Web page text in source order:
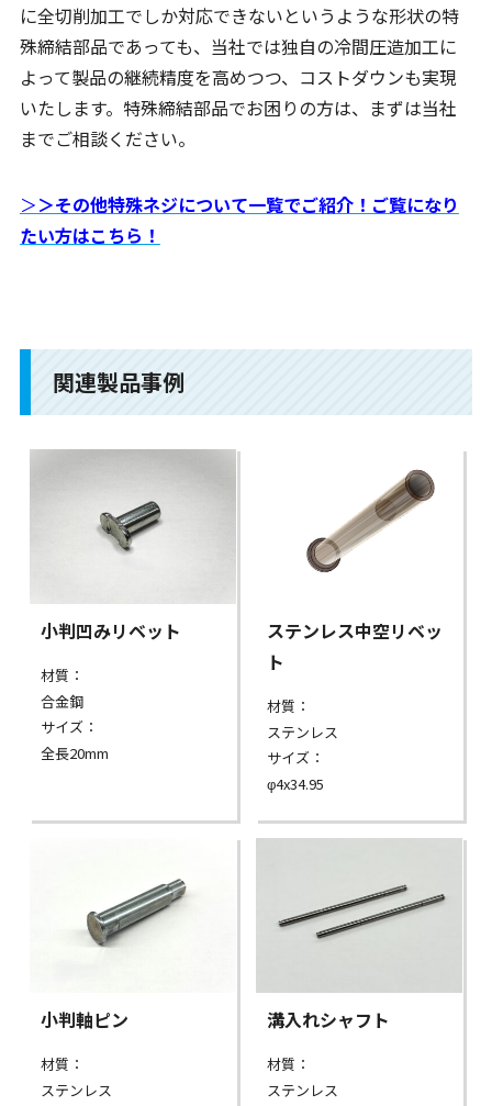
に全切削加工でしか対応できないというような形状の特
殊締結部品であっても、当社では独自の冷間圧造加工に
よって製品の継続精度を高めつつ、コストダウンも実現
いたします。特殊締結部品でお困りの方は、まずは当社
までご相談ください。
＞＞その他特殊ネジについて一覧でご紹介！ご覧になり
たい方はこちら！
関連製品事例
小判凹みリベット
材質：
合金鋼
サイズ：
全長20mm
ステンレス中空リベッ
ト
材質：
ステンレス
サイズ：
φ4x34.95
小判軸ピン
材質：
ステンレス
溝入れシャフト
材質：
ステンレス